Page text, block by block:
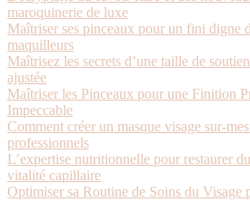
maroquinerie de luxe
Maîtriser ses pinceaux pour un fini digne
maquilleurs
Maîtrisez les secrets d’une taille de
ajustée
Maîtriser les Pinceaux pour une Finition
Impeccable
Comment créer un masque visage sur-
professionnels
L’expertise nutritionnelle pour restaurer
vitalité capillaire
Optimiser sa Routine de Soins du Visage